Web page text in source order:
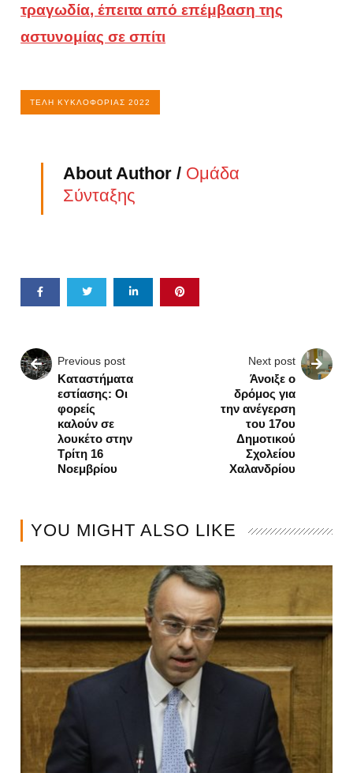
τραγωδία, έπειτα από επέμβαση της
αστυνομίας σε σπίτι
ΤΈΛΗ ΚΥΚΛΟΦΟΡΊΑΣ 2022
About Author / Ομάδα
Σύνταξης
Previous post
Καταστήματα
εστίασης: Οι
φορείς
καλούν σε
λουκέτο στην
Τρίτη 16
Νοεμβρίου
Next post
Άνοιξε ο
δρόμος για
την ανέγερση
του 17ου
Δημοτικού
Σχολείου
Χαλανδρίου
YOU MIGHT ALSO LIKE